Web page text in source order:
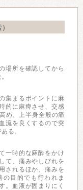
場所を確認してから
集まるポイントに麻
的に麻痺させ、交感
め、上半身全般の痛
流を良くするので突
る。
一時的な麻酔をかけ
て、痛みやしびれを
されるほか、痛みを
目的でも行われま
。血液が固まりにく